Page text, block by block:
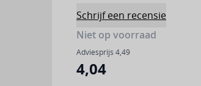
Schrijf een recensie
Niet op voorraad
Adviesprijs 4,49
4,04